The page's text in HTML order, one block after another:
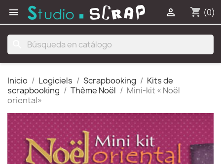
 shopping_cart (0)

Inicio Logiciels Scrapbooking
Kits de
scrapbooking
Thème Noël
Mini-kit « Noël
oriental»